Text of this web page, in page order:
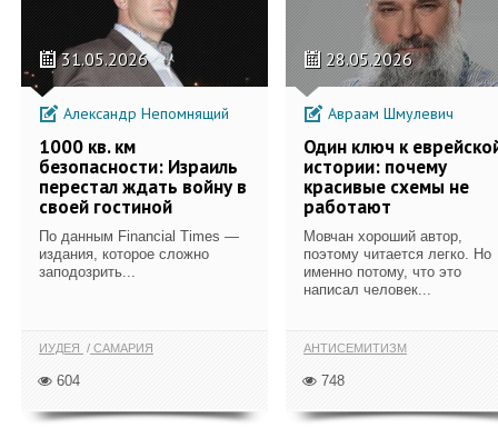
31.05.2026
Александр Непомнящий
1000 кв. км
безопасности: Израиль
перестал ждать войну в
своей гостиной
По данным Financial Times —
издания, которое сложно
заподозрить...
ИУДЕЯ САМАРИЯ
604
28.05.2026
Авраам Шмулевич
Один ключ к
истории: почему
красивые схемы не
работают
Мовчан хороший автор,
поэтому читается легко. Но
именно потому, что это
написал человек...
АНТИСЕМИТИЗМ
748